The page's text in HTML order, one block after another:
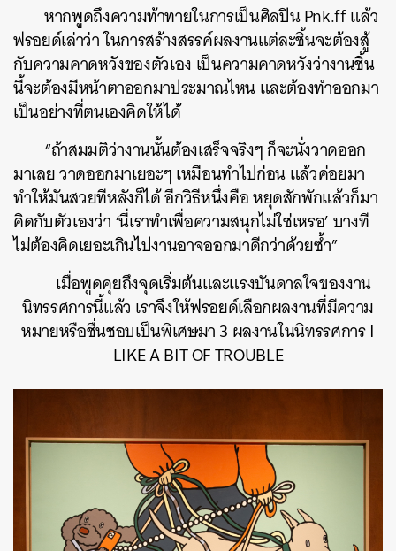
หากพูดถึงความท้าทายในการเป็นศิลปิน Pnk.ff แล้ว
ฟรอยด์เล่าว่า ในการสร้างสรรค์ผลงานแต่ละชิ้นจะต้องสู้
กับความคาดหวังของตัวเอง เป็นความคาดหวังว่างานชิ้น
นี้จะต้องมีหน้าตาออกมาประมาณไหน และต้องทำออกมา
เป็นอย่างที่ตนเองคิดให้ได้
“ถ้าสมมติว่างานนั้นต้องเสร็จจริงๆ ก็จะนั่งวาดออก
มาเลย วาดออกมาเยอะๆ เหมือนทำไปก่อน แล้วค่อยมา
ทำให้มันสวยทีหลังก็ได้ อีกวิธีหนึ่งคือ หยุดสักพักแล้วก็มา
คิดกับตัวเองว่า ‘นี่เราทำเพื่อความสนุกไม่ใช่เหรอ’ บางที
ไม่ต้องคิดเยอะเกินไปงานอาจออกมาดีกว่าด้วยซ้ำ”
เมื่อพูดคุยถึงจุดเริ่มต้นและแรงบันดาลใจของงาน
นิทรรศการนี้แล้ว เราจึงให้ฟรอยด์เลือกผลงานที่มีความ
หมายหรือชื่นชอบเป็นพิเศษมา 3 ผลงานในนิทรรศการI
LIKE A BIT OF TROUBLE